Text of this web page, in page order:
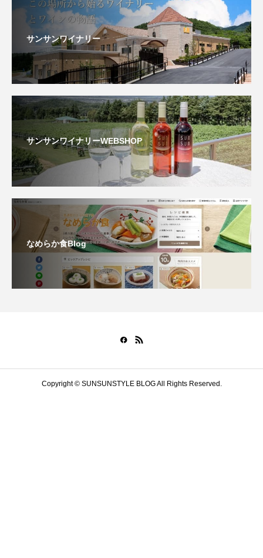
サンサンワイナリー
サンサンワイナリーWEBSHOP
なめらか食Blog
Copyright © SUNSUNSTYLE BLOG All Rights Reserved.